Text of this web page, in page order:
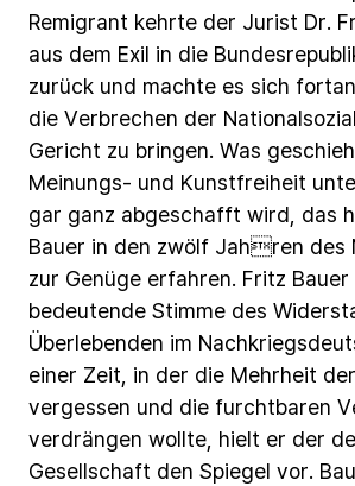
Remigrant kehrte der Jurist Dr.
aus dem Exil in die
zurück und machte es sich fortan
die Verbrechen der
Gericht zu bringen. Was
Meinungs- und Kunstfreiheit
gar ganz abgeschafft wird, das
Bauer in den zwölf Jahren des
zur Genüge erfahren. Fritz Bauer
bedeutende Stimme des
Überlebenden im
einer Zeit, in der die Mehrheit der
vergessen und die furchtbaren
verdrängen wollte, hielt er der
Gesellschaft den Spiegel vor.